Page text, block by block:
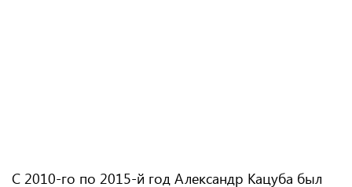
С 2010-го по 2015-й год Александр Кацуба был